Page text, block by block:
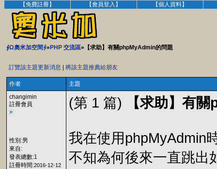
【免費註冊】 【會員登入】 【個人資料】
∮Ω奧米加空間∮» PHP 交流區»【求助】有關phpMyAdmin的問題
訂覽該主題更新消息 將該主題推薦給朋友
作者
主題
changimin
註冊會員
性別:男
來自:
發表總數:1
註冊時間:2016-12-12
(第 1 篇) 【求助】有
我在使用phpMyAdmin
不知為何後來一直跳出